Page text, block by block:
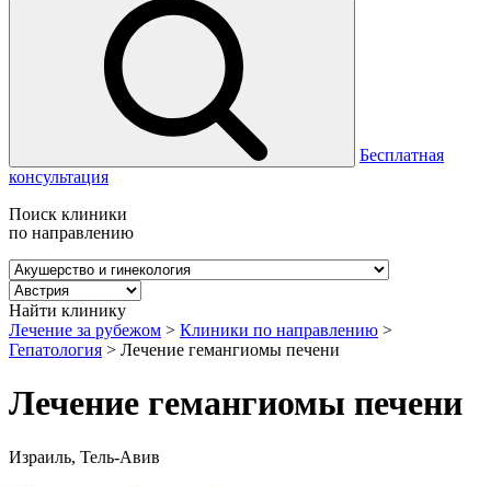
Бесплатная
консультация
Поиск клиники
по направлению
Найти клинику
Лечение за рубежом > Клиники по направлению >
Гепатология > Лечение гемангиомы печени
Лечение гемангиомы печени
Израиль, Тель-Авив